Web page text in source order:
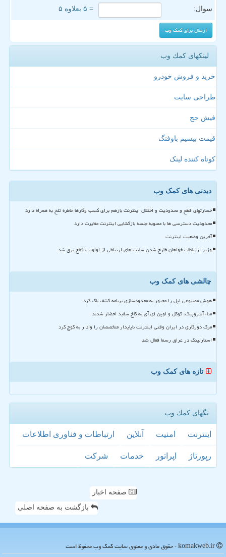
سوال: = ۵ بعلاوه ۵
لینکهای كمك وب
خرید و فروش خودرو
طراحی سایت
فیش حج
قیمت بیسیم باوفنگ
کوتاه کننده لینک
دیدنی های کمک وب
خسارتهای قطع و محدودیت و اختلال اینترنت بازهم برای کسب وکارها خاطره تلخ به همراه دارد
محدودیت دسترسی ها با مصوبه جلسه بازگشایی اینترنت مغایرت دارد
آخرین وضعیت اینترنت
وزیر ارتباطات خواهان خارج شدن سایت های ارتباطی از اولویت قطع برق شد
چالشی های کمک وب
هوش مصنوعی اپل را مجبور به محدودسازی برنامه کشف باگ کرد
متا، آنتروپیک، گوگل و اوپن ای آی به کاخ سفید احضار شدند
مرگ دورکاری در ایران وقتی اینترنت ناپایدار متخصصان را وادار به کوچ کرد
استارلینک در عراق رسما فعال شد
تازه های کمک وب
تگهای كمك وب
اینترنت امنیت آنلاین ارتباطات و فناوری اطلاعات
رپورتاژ اپراتور خدمات شركت
صفحه اخبار
بازگشت به صفحه اصلی